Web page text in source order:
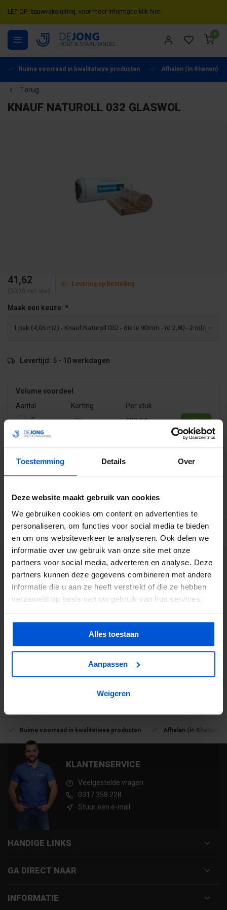
Toestemming Details Over
Deze website maakt gebruik van cookies
We gebruiken cookies om content en advertenties te
personaliseren, om functies voor social media te bieden
en om ons websiteverkeer te analyseren. Ook delen we
informatie over uw gebruik van onze site met onze
partners voor social media, adverteren en analyse. Deze
partners kunnen deze gegevens combineren met andere
informatie die u aan ze heeft verstrekt of die ze hebben
verzameld op basis van uw gebruik van hun services.
Alles toestaan
Aanpassen
Weigeren
LET OP: bouwvaksluiting, voor meer informatie klik hier.
0
Ruime voorraad in kwalitatieve producten Afhalen (in Rhenen)
Terug
KNAUF NATUROLL 032 GLASWOL
41,62
(50,36 Incl. btw )
Levering op bestelling
Maak een keuze: *
Levertijd: 5 - 10 werkdagen
Volume voordeel
Aantal
Korting
Per stuk
5
-5%
€39,54
Afhalen (in Rhenen) mogelijk
BESCHRIJVING
WIJ HELPEN JE GRAAG
0317 358 228
info@dejonghandelsonderneming.nl
klanten geven ons een 9.1 op
Ruime voorraad in kwalitatieve producten Afhalen (in Rhenen)
KLANTENSERVICE
Veelgestelde vragen
0317 358 228
Stuur een e-mail
HANDIGE LINKS
GA DIRECT NAAR
INFORMATIE